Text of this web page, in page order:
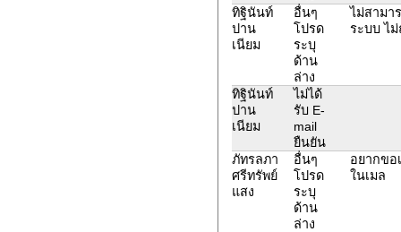
ทิฐินันท์
ปาน
เนียม
อื่นๆ
โปรด
ระบุ
ด้าน
ล่าง
ไม่สามา
ระบบ ไ
ทิฐินันท์
ปาน
เนียม
ไม่ได้
รับ E-
mail
ยืนยัน
ภัทรลภา
ศรีทรัพย์
แสง
อื่นๆ
โปรด
ระบุ
ด้าน
ล่าง
อยากขอ
ในเมล